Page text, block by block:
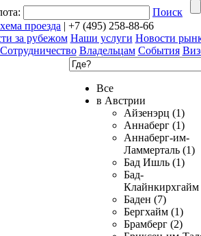
Поиск
проезда | +7 (495) 258-88-66
за рубежом Наши услуги Новости
Сотрудничество Владельцам События
Все
в Австрии
Айзенэрц (1)
Аннаберг (1)
Аннаберг-им-
Ламмерталь (1)
Бад Ишль (1)
Бад-
Клайнкирхгайм
Баден (7)
Бергхайм (1)
Брамберг (2)